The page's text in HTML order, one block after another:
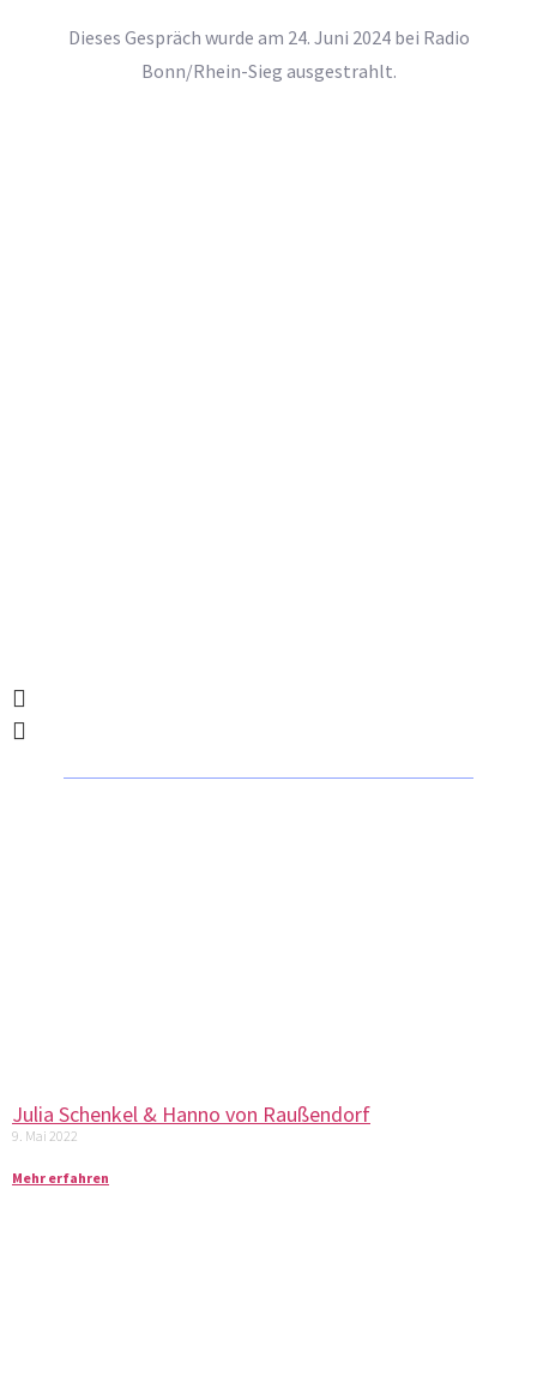
Dieses Gespräch wurde am 24. Juni 2024 bei Radio
Bonn/Rhein-Sieg ausgestrahlt.
Julia Schenkel & Hanno von Raußendorf
9. Mai 2022
Mehr erfahren